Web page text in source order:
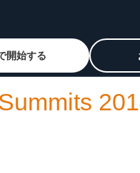
ツに移動
ゾン ウェブ サービスのホー
開始する